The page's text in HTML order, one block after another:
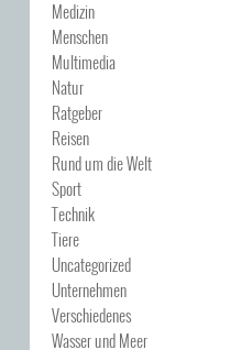
Medizin
Menschen
Multimedia
Natur
Ratgeber
Reisen
Rund um die Welt
Sport
Technik
Tiere
Uncategorized
Unternehmen
Verschiedenes
Wasser und Meer